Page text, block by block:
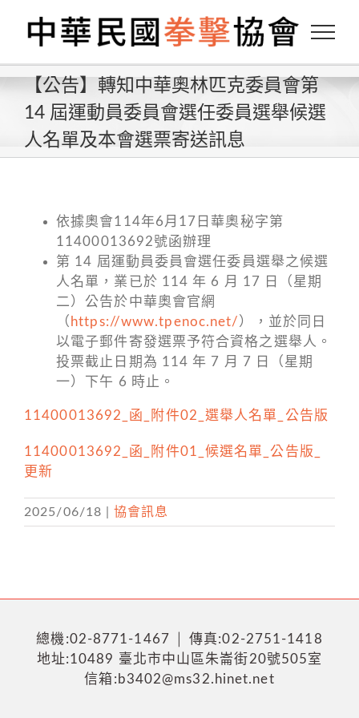
content
【公告】轉知中華奧林匹克委員會第
14 屆運動員委員會選任委員選舉候選
人名單及本會選票寄送訊息
依據奧會114年6月17日華奧秘字第
11400013692號函辦理
第 14 屆運動員委員會選任委員選舉之候選
人名單，業已於 114 年 6 月 17 日（星期
二）公告於中華奧會官網
（ https://www.tpenoc.net/ ），並於同日
以電子郵件寄發選票予符合資格之選舉人。
投票截止日期為 114 年 7 月 7 日（星期
一）下午 6 時止。
11400013692_函_附件02_選舉人名單_公告版
11400013692_函_附件01_候選名單_公告版_
更新
2025/06/18 協會訊息
總機:02-8771-1467 │ 傳真:02-2751-1418
地址:10489 臺北市中山區朱崙街20號505室
信箱:b3402@ms32.hinet.net